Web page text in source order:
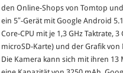
den Online-Shops von Tomtop
ein 5″-Gerät mit Google Android
Core-CPU mit je 1,3 GHz Taktrate, 3
microSD-Karte) und der Grafik von
Die Kamera kann sich mit ihren 13